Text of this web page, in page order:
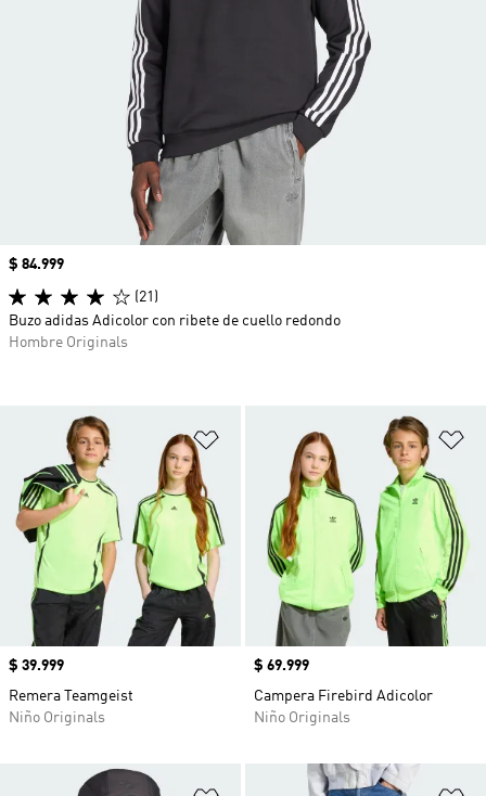
Añadir a la lista de deseos
Precio
$ 39.999
Remera Teamgeist
Niño Originals
Precio
$ 69.999
Campera Firebird Adicolor
Niño Originals
Precio
$ 84.999
(21)
Buzo adidas Adicolor con ribete de cuello redondo
Hombre Originals